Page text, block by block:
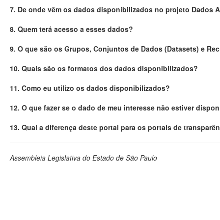
7. De onde vêm os dados disponibilizados no projeto Dados
8. Quem terá acesso a esses dados?
9. O que são os Grupos, Conjuntos de Dados (Datasets) e
10. Quais são os formatos dos dados disponibilizados?
11. Como eu utilizo os dados disponibilizados?
12. O que fazer se o dado de meu interesse não estiver
13. Qual a diferença deste portal para os portais de
Assembleia Legislativa do Estado de São Paulo